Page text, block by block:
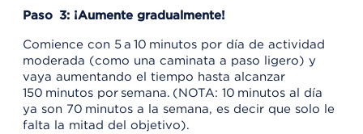
Paso 3: ¡Aumente gradualmente!
Comience con 5 a 10 minutos por día de actividad
moderada (como una caminata a paso ligero) y
vaya aumentando el tiempo hasta alcanzar
150 minutos por semana. (NOTA: 10 minutos al día
ya son 70 minutos a la semana, es decir que solo le
falta la mitad del objetivo).